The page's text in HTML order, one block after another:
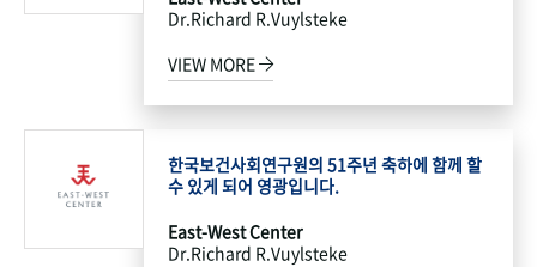
Dr.Richard R.Vuylsteke
VIEW MORE
한국보건사회연구원의 51주년 축하에 함께 할
수 있게 되어 영광입니다.
East-West Center
Dr.Richard R.Vuylsteke